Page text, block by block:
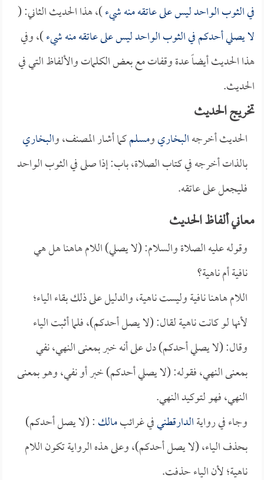
في الثوب الواحد ليس على عاتقه منه شيء)، هذا الحديث الثاني: (
لا يصلي أحدكم في الثوب الواحد ليس على عاتقه منه شيء)، وفي
هذا الحديث أيضاً عدة وقفات مع بعض الكلمات والألفاظ التي في
الحديث.
تخريج الحديث
الحديث أخرجهالبخاريومسلمكما أشار المصنف، والبخاري
بالذات أخرجه في كتاب الصلاة، باب: إذا صلى في الثوب الواحد
فليجعل على عاتقه.
معاني ألفاظ الحديث
وقوله عليه الصلاة والسلام: (لا يصلي) اللام هاهنا هل هي
نافية أم ناهية؟
اللام هاهنا نافية وليست ناهية، والدليل على ذلك بقاء الياء؛
لأنها لو كانت ناهية لقال: (لا يصل أحدكم)، فلما أثبت الياء
وقال: (لا يصلي أحدكم) دل على أنه خبر بمعنى النهي، نفي
بمعنى النهي، فقوله: (لا يصلي أحدكم) خبر أو نفي، وهو بمعنى
النهي، فهو لتوكيد النهي.
وجاء في روايةالدارقطنيفي غرائبمالك: (لا يصل أحدكم)
بحذف الياء، (لا يصل أحدكم)، وعلى هذه الرواية تكون اللام
ناهية؛ لأن الياء حذفت.